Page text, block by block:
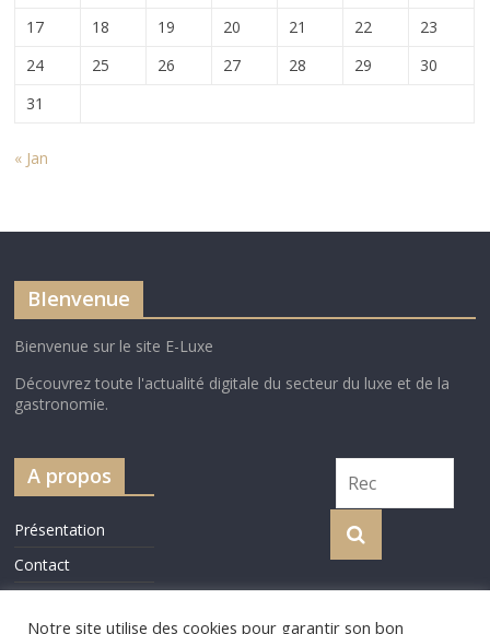
17
18 19 20 21 22
23
24
25 26 27 28 29
30
31
« Jan
BIenvenue
Bienvenue sur le site E-Luxe
Découvrez toute l'actualité digitale du secteur du luxe et de la
gastronomie.
A propos
Présentation
Contact
Notre site utilise des cookies pour garantir son bon